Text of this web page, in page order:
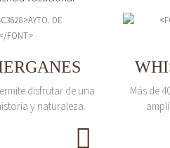
disfrutar de una
y naturaleza.
Más de